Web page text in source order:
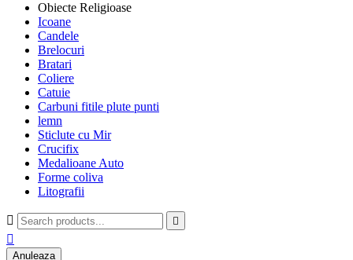
Obiecte Religioase
Icoane
Candele
Brelocuri
Bratari
Coliere
Catuie
Carbuni fitile plute punti
lemn
Sticlute cu Mir
Crucifix
Medalioane Auto
Forme coliva
Litografii
 

Anuleaza